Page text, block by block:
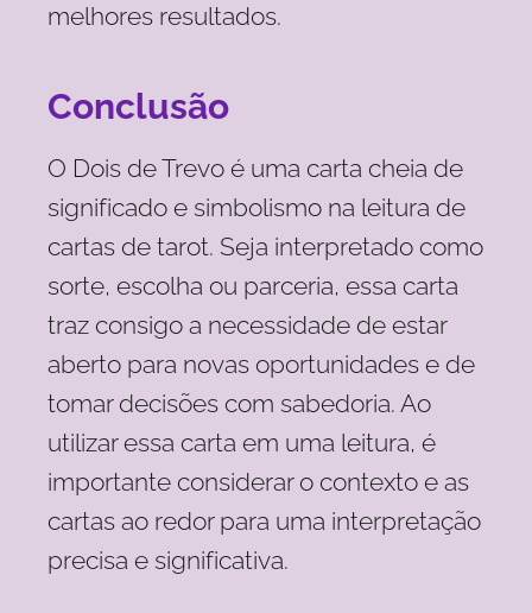
melhores resultados.
Conclusão
O Dois de Trevo é uma carta cheia de
significado e simbolismo na leitura de
cartas de tarot. Seja interpretado como
sorte, escolha ou parceria, essa carta
traz consigo a necessidade de estar
aberto para novas oportunidades e de
tomar decisões com sabedoria. Ao
utilizar essa carta em uma leitura, é
importante considerar o contexto e as
cartas ao redor para uma interpretação
precisa e significativa.